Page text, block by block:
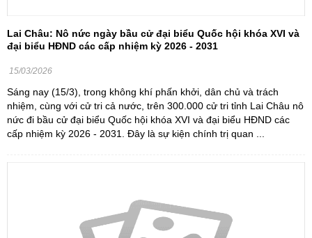
Lai Châu: Nô nức ngày bầu cử đại biểu Quốc hội khóa XVI và
đại biểu HĐND các cấp nhiệm kỳ 2026 - 2031
15/03/2026
Sáng nay (15/3), trong không khí phấn khởi, dân chủ và trách
nhiệm, cùng với cử tri cả nước, trên 300.000 cử tri tỉnh Lai Châu nô
nức đi bầu cử đại biểu Quốc hội khóa XVI và đại biểu HĐND các
cấp nhiệm kỳ 2026 - 2031. Đây là sự kiện chính trị quan ...